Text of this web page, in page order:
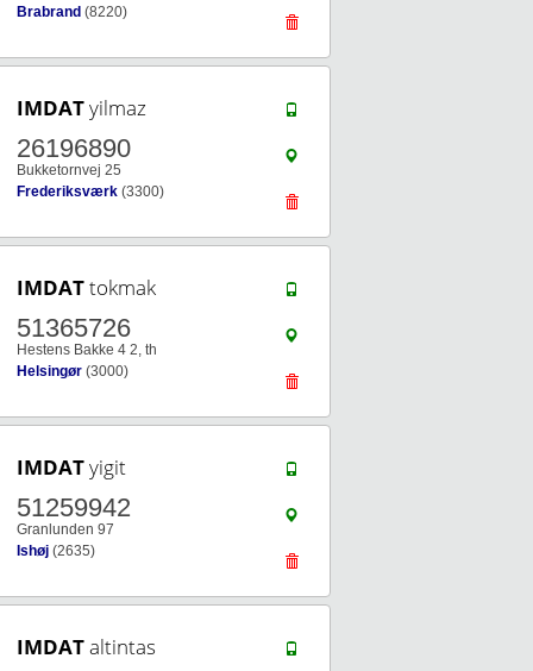
Brabrand (8220)
IMDATyilmaz
26196890
Bukketornvej 25
Frederiksværk (3300)
IMDATtokmak
51365726
Hestens Bakke 4 2, th
Helsingør (3000)
IMDATyigit
51259942
Granlunden 97
Ishøj (2635)
IMDATaltintas